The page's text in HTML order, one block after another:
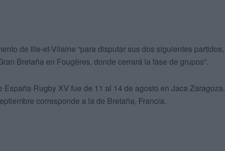
de Ille-et-Vilaine “para disputar sus dos siguientes partidos,
Bretaña en Fougères, donde cerrará la fase de grupos”.
Rugby XV fue de 11 al 14 de agosto en Jaca Zaragoza.
corresponde a la de Bretaña, Francia.